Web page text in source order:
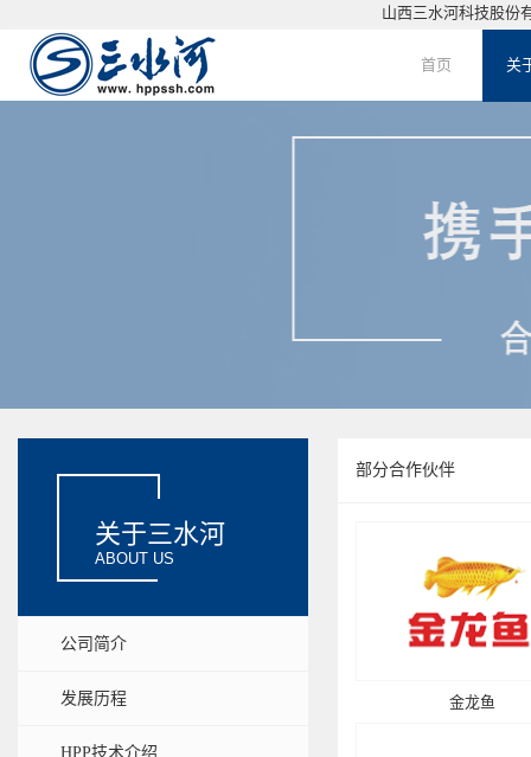
山西三水河科技股份有
首页
HOME
关
关
关于三水河
ABOUT US
公司简介
发展历程
HPP技术介绍
部分合作伙伴
金龙鱼